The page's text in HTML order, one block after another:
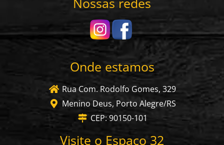
Onde estamos
Rua Com. Rodolfo Gomes, 329
Menino Deus, Porto Alegre/RS
CEP: 90150-101
Visite o Espaço 32